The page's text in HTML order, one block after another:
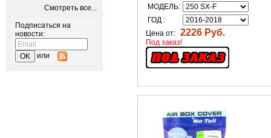
Смотреть все...
Подписаться на
новости:
или
МОДЕЛЬ:
ГОД :
Цена от: 2226 Руб.
Под заказ!